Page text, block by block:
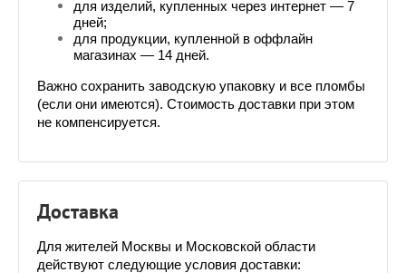
для изделий, купленных через интернет — 7
дней;
для продукции, купленной в оффлайн
магазинах — 14 дней.
Важно сохранить заводскую упаковку и все пломбы
(если они имеются). Стоимость доставки при этом
не компенсируется.
Доставка
Для жителей Москвы и Московской области
действуют следующие условия доставки: